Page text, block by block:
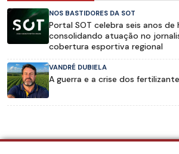
NOS BASTIDORES DA SOT
Portal SOT celebra seis anos de
consolidando atuação no
cobertura esportiva regional
VANDRÉ DUBIELA
A guerra e a crise dos